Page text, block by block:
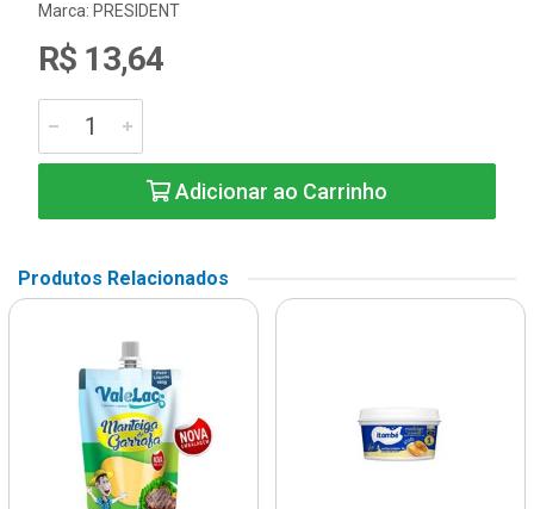
Marca: PRESIDENT
R$ 13,64
Adicionar ao Carrinho
Produtos Relacionados